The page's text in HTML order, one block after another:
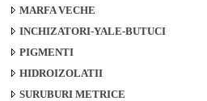
MARFA VECHE
INCHIZATORI-YALE-BUTUCI
PIGMENTI
HIDROIZOLATII
SURUBURI METRICE